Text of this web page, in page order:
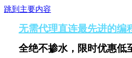
跳到主要内容
无需代理直连最先进的编
全绝不掺水，限时优惠低